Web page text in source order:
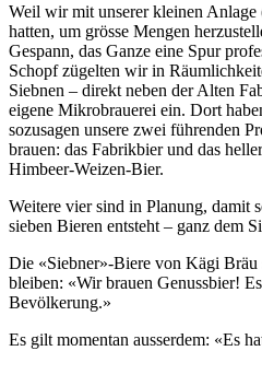
Weil wir mit unserer kleinen
hatten, um grösse Mengen
Gespann, das Ganze eine Spur
Schopf zügelten wir in
Siebnen – direkt neben der Alten
eigene Mikrobrauerei ein. Dort
sozusagen unsere zwei führenden
brauen: das Fabrikbier und das
Himbeer-Weizen-Bier.
Weitere vier sind in Planung, damit
sieben Bieren entsteht – ganz dem
Die «Siebner»-Biere von Kägi
bleiben: «Wir brauen Genussbier!
Bevölkerung.»
Es gilt momentan ausserdem: «Es